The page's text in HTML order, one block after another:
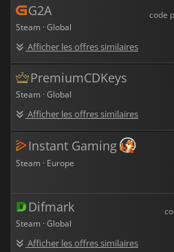
G2A
Steam · Global
Afficher les offres similaires
code
PremiumCDKeys
Steam · Global
Afficher les offres similaires
Instant Gaming
Steam · Europe
Difmark
Steam · Global
Afficher les offres similaires